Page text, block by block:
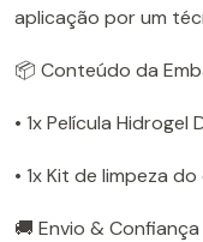
aplicação por um
📦 Conteúdo da
• 1x Película Hidrogel
• 1x Kit de limpeza
🚚 Envio &